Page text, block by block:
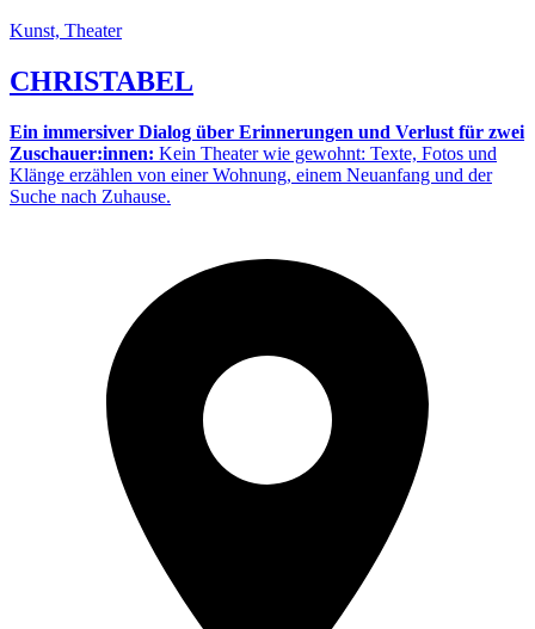
Kunst, Theater
CHRISTABEL
Ein immersiver Dialog über Erinnerungen und Verlust für zwei
Zuschauer:innen: Kein Theater wie gewohnt: Texte, Fotos und
Klänge erzählen von einer Wohnung, einem Neuanfang und der
Suche nach Zuhause.